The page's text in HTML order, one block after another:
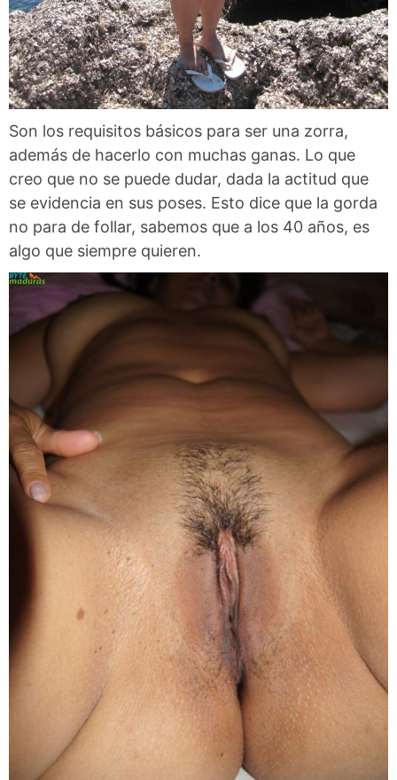
Son los requisitos básicos para ser una zorra,
además de hacerlo con muchas ganas. Lo que
creo que no se puede dudar, dada la actitud que
se evidencia en sus poses. Esto dice que la gorda
no para de follar, sabemos que a los 40 años, es
algo que siempre quieren.